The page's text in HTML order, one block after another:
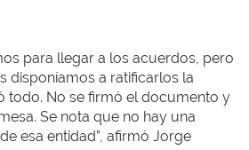
para llegar a los acuerdos, pero
disponíamos a ratificarlos la
todo. No se firmó el documento y
Se nota que no hay una
esa entidad”, afirmó Jorge